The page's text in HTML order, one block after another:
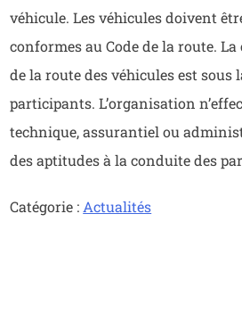
véhicule. Les véhicules doivent
conformes au Code de la route.
de la route des véhicules est sous
participants. L’organisation
technique, assurantiel ou
des aptitudes à la conduite des
Catégorie :Actualités